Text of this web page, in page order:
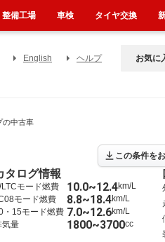
English ヘルプ お気に
の中古車
この条件を
タログ情報
モード燃費 10.0~12.4km/L
モード燃費
8.8~18.4km/L
・15モード燃費 7.0~12.6km/L
気量
1800~3700cc
整備工場 車検 タイヤ交換